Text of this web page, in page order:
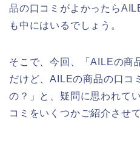
品の口コミがよかったら
も中にはいるでしょう。
そこで、今回、「AILEの商
だけど、AILEの商品の口コ
の？」と、疑問に思われて
コミをいくつかご紹介させ